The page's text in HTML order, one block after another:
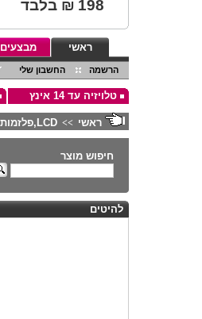
198 ₪ בלבד
ראשי מבצעים
הרשמה החשבון שלי
טלויזיה עד 14 אינץ
ראשי >> LCD,פלזמות,ומקרנים
חיפוש מוצר
להיטים